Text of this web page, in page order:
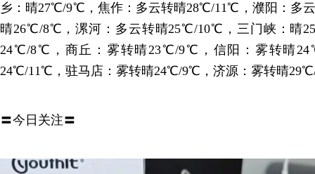
乡：晴27℃/9℃，焦作：多云转晴28℃/11℃，濮阳：多
晴26℃/8℃，漯河：多云转晴25℃/10℃，三门峡：晴
24℃/8℃，商丘：雾转晴23℃/9℃，信阳：雾转晴
24℃/11℃，驻马店：雾转晴24℃/9℃，济源：雾转晴
〓今日关注〓